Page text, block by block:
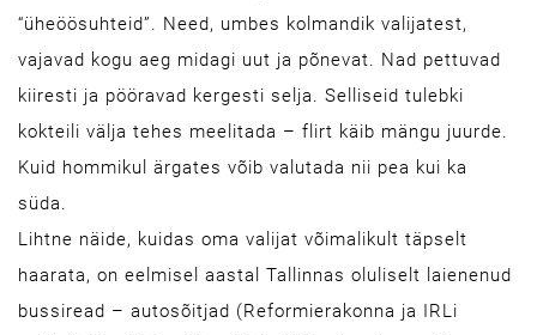
“üheöösuhteid”. Need, umbes kolmandik valijatest,
vajavad kogu aeg midagi uut ja põnevat. Nad pettuvad
kiiresti ja pööravad kergesti selja. Selliseid tulebki
kokteili välja tehes meelitada – flirt käib mängu juurde.
Kuid hommikul ärgates võib valutada nii pea kui ka
süda.
Lihtne näide, kuidas oma valijat võimalikult täpselt
haarata, on eelmisel aastal Tallinnas oluliselt laienenud
bussiread – autosõitjad (Reformierakonna ja IRLi